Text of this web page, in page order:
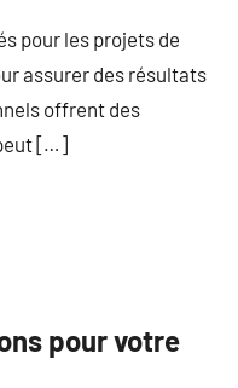
pour les projets de
assurer des résultats
offrent des
[…]
pour votre